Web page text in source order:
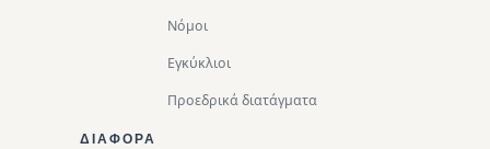
Νόμοι
Εγκύκλιοι
Προεδρικά διατάγματα
ΔΙΑΦΟΡΑ